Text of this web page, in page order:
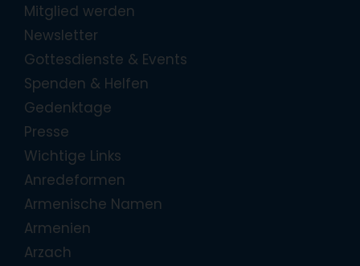
Mitglied werden
Newsletter
Gottesdienste & Events
Spenden & Helfen
Gedenktage
Presse
Wichtige Links
Anredeformen
Armenische Namen
Armenien
Arzach